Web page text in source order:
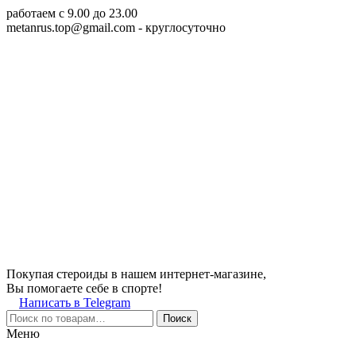
работаем c 9.00 до 23.00
metanrus.top@gmail.com - круглосуточно
Покупая стероиды в нашем интернет-магазине,
Вы помогаете себе в спорте!
Написать в Telegram
Поиск
Меню